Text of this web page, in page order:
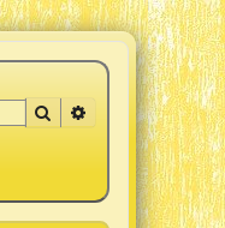
Поиск Расширенный